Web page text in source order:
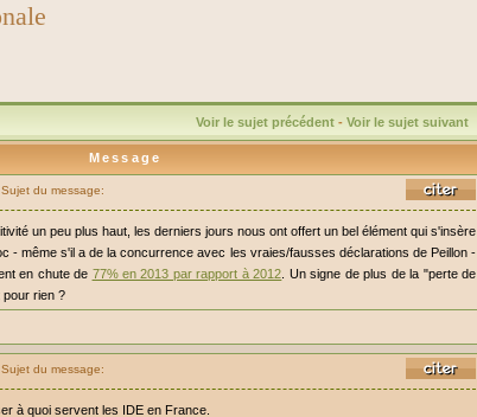
Voir le sujet précédent - Voir le sujet suivant
Message
du message:
un peu plus haut, les derniers jours nous ont offert un bel élément qui s'insère
- même s'il a de la concurrence avec les vraies/fausses déclarations de Peillon -
en chute de 77% en 2013 par rapport à 2012 . Un signe de plus de la "perte de
pour rien ?
du message:
à quoi servent les IDE en France.